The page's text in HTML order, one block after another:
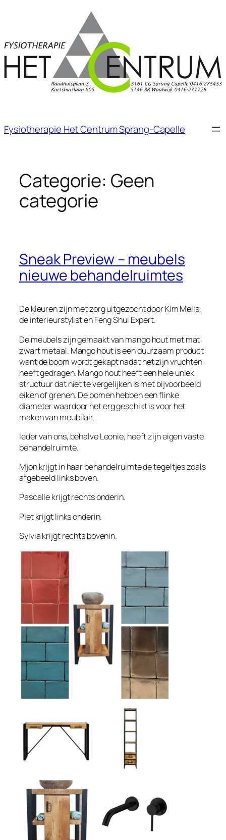
de
inhoud
Fysiotherapie Het Centrum Sprang-Capelle
Categorie: Geen
categorie
Sneak Preview – meubels
nieuwe behandelruimtes
De kleuren zijn met zorg uitgezocht door Kim Melis,
de interieurstylist en Feng Shui Expert.
De meubels zijn gemaakt van mango hout met mat
zwart metaal. Mango hout is een duurzaam product
want de boom wordt gekapt nadat het zijn vruchten
heeft gedragen. Mango hout heeft een hele uniek
structuur dat niet te vergelijken is met bijvoorbeeld
eiken of grenen. De bomen hebben een flinke
diameter waardoor het erg geschikt is voor het
maken van meubilair.
Ieder van ons, behalve Leonie, heeft zijn eigen vaste
behandelruimte.
Mjon krijgt in haar behandelruimte de tegeltjes zoals
afgebeeld links boven.
Pascalle krijgt rechts onderin.
Piet krijgt links onderin.
Sylvia krijgt rechts bovenin.